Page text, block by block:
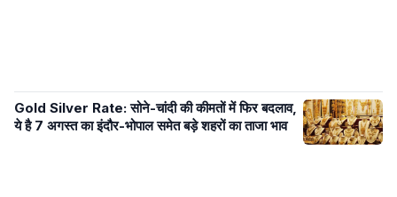
Gold Silver Rate: सोने-चांदी की कीमतों में फिर बदलाव,
ये है 7 अगस्त का इंदौर-भोपाल समेत बड़े शहरों का ताजा भाव